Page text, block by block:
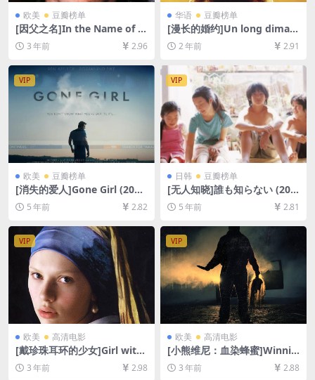
欧美 豆瓣榜单
[因父之名]In the Name of t
he Father (1993)[百度网盘
+夸克网盘1080P超清未删减
资源][网盘在线播放/下载][MP
4/8.4GB][中英字幕]
3 年前 2.96
华语 豆瓣榜单
[漫长的婚约]Un long diman
che de fiançailles (2004)[百
度网盘+夸克网盘1080P超清
未删减资源][网盘在线播放/下
载][MP4/8.6GB][中文字幕]
2 年前 2.91
VIP
欧美 豆瓣榜单
[消失的爱人]Gone Girl (201
4)[百度网盘+迅雷云盘资源10
80P超清未删减][MP4/9.5GB]
[中英字幕]
5 年前 2.82
VIP
日韩 豆瓣榜单
[无人知晓]誰も知らない (200
4)[百度网盘+迅雷云盘资源10
80P超清未删减][MP4/9.1GB]
[日语中字]
5 年前 2.81
VIP
欧美 高清电影
[戴珍珠耳环的少女]Girl with
a Pearl Earring (2003)[百度
网盘+夸克网盘1080P超清未
3 年前 2.98
VIP
欧美 高清电影
[小熊维尼：血染蜂蜜]Winnie
the Pooh: Blood and Hone
y (2023)[百度网盘+迅雷云盘
3 年前 2.88